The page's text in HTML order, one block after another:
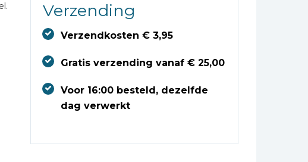
Verzending
Verzendkosten € 3,95
Gratis verzending vanaf € 25,00
Voor 16:00 besteld, dezelfde
dag verwerkt